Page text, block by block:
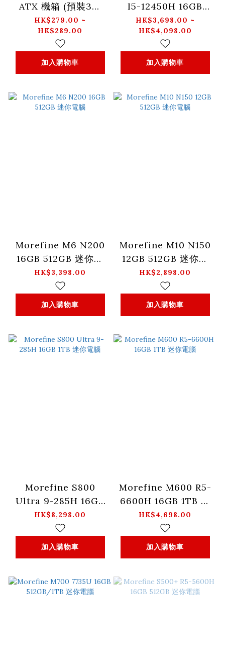
ATX 機箱 (預裝3把
ARGB風扇) (黑色/白
色)
HK$279.00 ~
HK$289.00
加入購物車
I5-12450H 16GB
512GB/1TB 迷你電腦
HK$3,698.00 ~
HK$4,098.00
加入購物車
Morefine M6 N200
16GB 512GB 迷你電
腦
HK$3,398.00
加入購物車
Morefine M10 N150
12GB 512GB 迷你電
腦
HK$2,898.00
加入購物車
Morefine S800
Ultra 9-285H 16GB
1TB 迷你電腦
HK$8,298.00
加入購物車
Morefine M600 R5-
6600H 16GB 1TB 迷
你電腦
HK$4,698.00
加入購物車